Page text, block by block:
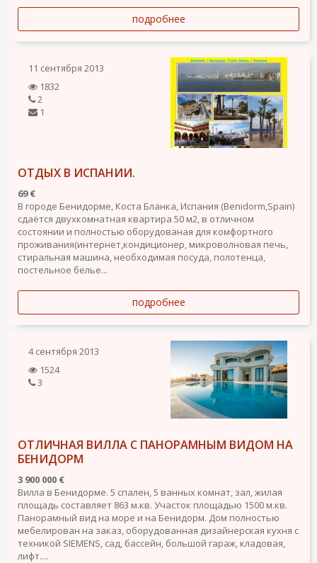
подробнее
11 сентября 2013
1832
2
1
ОТДЫХ В ИСПАНИИ.
69 €
В городе Бенидорме, Коста Бланка, Испания (Benidorm,Spain)
сдаётся двухкомнатная квартира 50 м2, в отличном
состоянии и полностью оборудованая для комфортного
проживания(интернет,кондиционер, микроволновая печь,
стиральная машина, необходимая посуда, полотенца,
постельное белье...
подробнее
4 сентября 2013
1524
3
ОТЛИЧНАЯ ВИЛЛА С ПАНОРАМНЫМ ВИДОМ НА
БЕНИДОРМ
3 900 000 €
Вилла в Бенидорме. 5 спален, 5 ванных комнат, зал, жилая
площадь составляет 863 м.кв. Участок площадью 1500 м.кв.
Панорамный вид на море и на Бенидорм. Дом полностью
мебелирован на заказ, оборудованная дизайнерская кухня с
техникой SIEMENS, сад, бассейн, большой гараж, кладовая,
лифт....